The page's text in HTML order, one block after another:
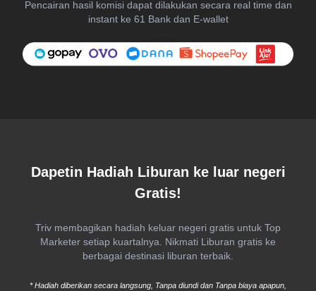
Pencairan hasil komisi dapat dilakukan secara real time dan
instant ke 61 Bank dan E-wallet
Dapetin Hadiah Liburan ke luar negeri
Gratis!
Triv membagikan hadiah keluar negeri gratis untuk Top
Marketer setiap kuartalnya. Nikmati Liburan gratis ke
berbagai destinasi liburan terbaik.
* Hadiah diberikan secara langsung, Tanpa diundi dan Tanpa biaya apapun,